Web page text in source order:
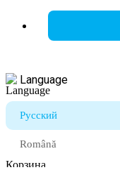
Language
Русский
Română
Корзина